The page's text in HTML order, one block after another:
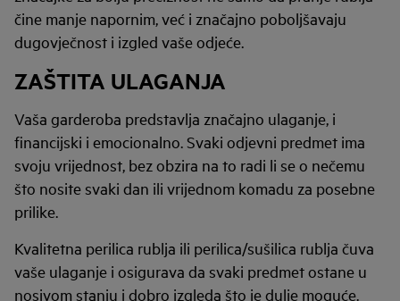
čine manje napornim, već i značajno poboljšavaju
dugovječnost i izgled vaše odjeće.
ZAŠTITA ULAGANJA
Vaša garderoba predstavlja značajno ulaganje, i
financijski i emocionalno. Svaki odjevni predmet ima
svoju vrijednost, bez obzira na to radi li se o nečemu
što nosite svaki dan ili vrijednom komadu za posebne
prilike.
Kvalitetna perilica rublja ili perilica/sušilica rublja čuva
vaše ulaganje i osigurava da svaki predmet ostane u
nosivom stanju i dobro izgleda što je dulje moguće.